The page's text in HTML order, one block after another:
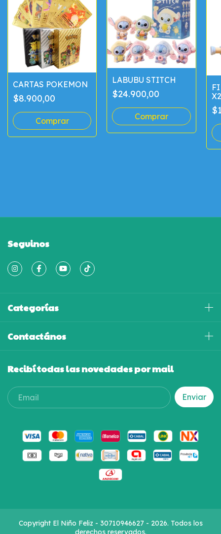
CARTAS POKEMON
$8.900,00
LABUBU STITCH
$24.900,00
Seguinos
Categorías
Contactános
Recibí todas las novedades por mail
Copyright El Niño Feliz - 30710946627 - 2026. Todos los
derechos reservados.